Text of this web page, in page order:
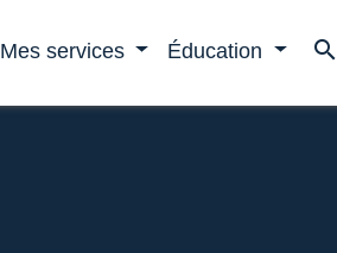
Mes services Éducation search